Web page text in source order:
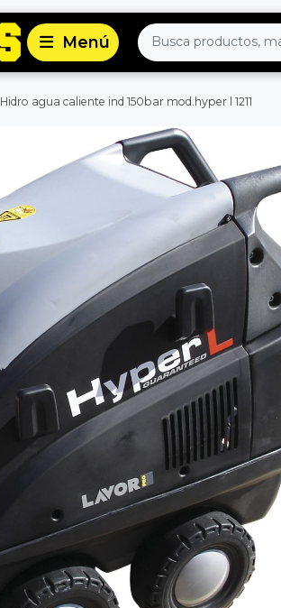
Hidro agua caliente ind 150bar mod.hyper l 1211